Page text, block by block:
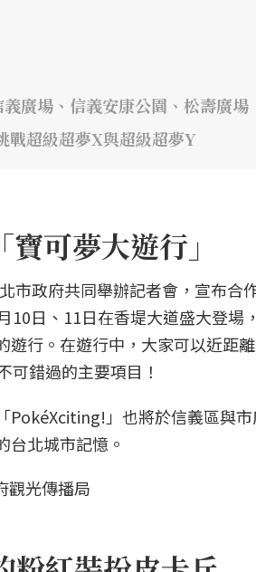
場、信義安康公園、松壽廣場
超級超夢X與超級超夢Y
可夢大遊行」
政府共同舉辦記者會，宣布合
10日、11日在香堤大道盛大登場
行。在遊行中，大家可以近距
可錯過的主要項目！
PokéXciting!」也將於信義區與
台北城市記憶。